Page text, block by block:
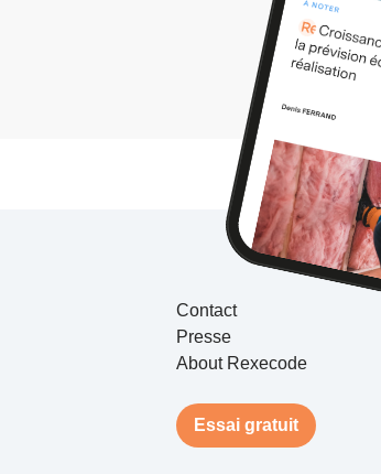
Contact
Presse
About Rexecode
Essai gratuit